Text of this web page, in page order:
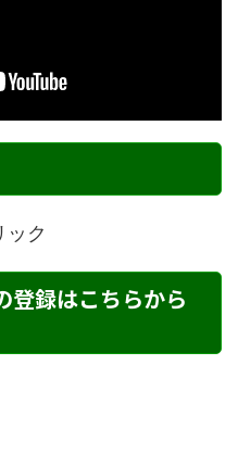
ック
登録はこちらから